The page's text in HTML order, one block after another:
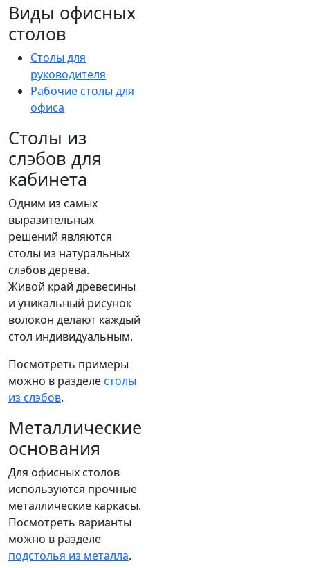
Виды офисных
столов
Столы для
руководителя
Рабочие столы для
офиса
Столы из
слэбов для
кабинета
Одним из самых
выразительных
решений являются
столы из натуральных
слэбов дерева.
Живой край древесины
и уникальный рисунок
волокон делают каждый
стол индивидуальным.
Посмотреть примеры
можно в разделестолы
из слэбов.
Металлические
основания
Для офисных столов
используются прочные
металлические каркасы.
Посмотреть варианты
можно в разделе
подстолья из металла.